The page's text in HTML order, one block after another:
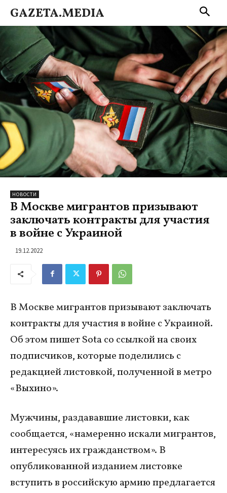
GAZETA.MEDIA
НОВОСТИ
В Москве мигрантов призывают
заключать контракты для участия
в войне с Украиной
19.12.2022
В Москве мигрантов призывают заключать
контракты для участия в войне с Украиной.
Об этом пишет Sota со ссылкой на своих
подписчиков, которые поделились с
редакцией листовкой, полученной в метро
«Выхино».
Мужчины, раздававшие листовки, как
сообщается, «намеренно искали мигрантов,
интересуясь их гражданством». В
опубликованной изданием листовке
вступить в российскую армию предлагается